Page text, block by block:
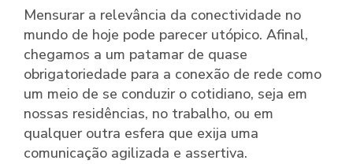
Mensurar a relevância da conectividade no
mundo de hoje pode parecer utópico. Afinal,
chegamos a um patamar de quase
obrigatoriedade para a conexão de rede como
um meio de se conduzir o cotidiano, seja em
nossas residências, no trabalho, ou em
qualquer outra esfera que exija uma
comunicação agilizada e assertiva.